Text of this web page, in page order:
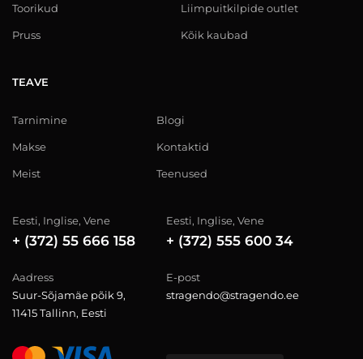
Toorikud
Pruss
Liimpuitkilpide outlet
Kõik kaubad
TEAVE
Tarnimine
Makse
Meist
Blogi
Kontaktid
Teenused
Eesti, Inglise, Vene
+ (372) 55 666 158
Eesti, Inglise, Vene
+ (372) 555 600 34
Aadress
Suur-Sõjamäe põik 9,
11415 Tallinn, Eesti
E-post
stragendo@stragendo.ee